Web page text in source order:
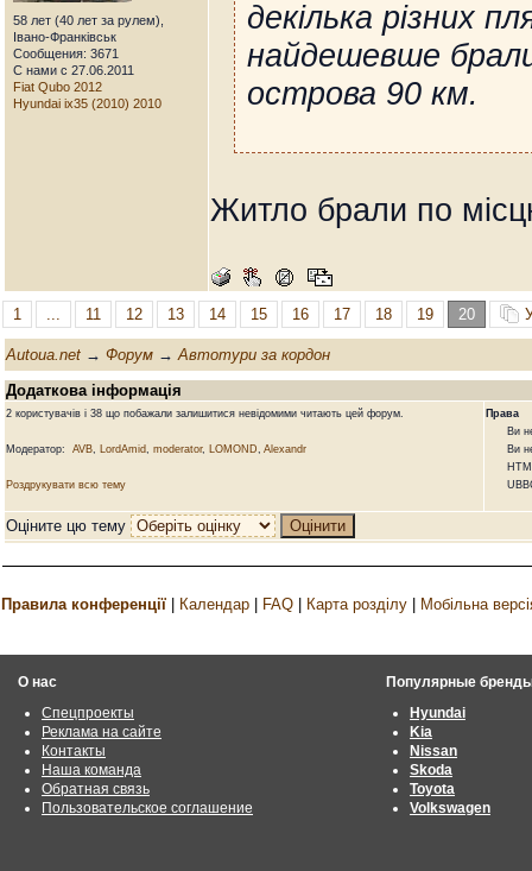
58 лет (40 лет за рулем),
Івано-Франківськ
Сообщения: 3671
С нами с 27.06.2011
Fiat Qubo 2012
Hyundai ix35 (2010) 2010
декілька різних
найдешевше
острова 90 км.
Житло брали по
1 ... 11 12 13 14 15 16 17 18 19 20
Autoua.net → Форум →Автотури за кордон
Додаткова інформація
2 користувачів і 38 що побажали залишитися невідомими читають цей форум.
Модератор: AVB, LordAmid, moderator, LOMOND, Alexandr
Роздрукувати всю тему
Права
Ви не
Ви не
HTML
Оціните цю тему
Правила конференції Календар FAQ Карта розділу Мобільна
О нас
Спецпроекты
Реклама на сайте
Контакты
Наша команда
Обратная связь
Пользовательское соглашение
Популярные
Hyundai
Kia
Nissan
Skoda
Toyota
Volkswagen